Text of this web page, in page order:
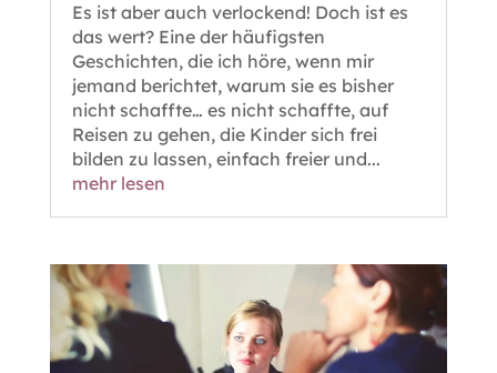
Es ist aber auch verlockend! Doch ist es
das wert? Eine der häufigsten
Geschichten, die ich höre, wenn mir
jemand berichtet, warum sie es bisher
nicht schaffte… es nicht schaffte, auf
Reisen zu gehen, die Kinder sich frei
bilden zu lassen, einfach freier und...
mehr lesen